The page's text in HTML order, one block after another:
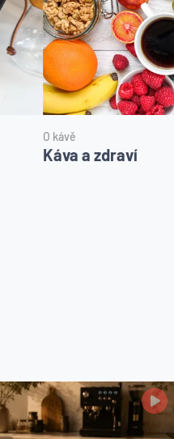
O kávě
Káva a zdraví